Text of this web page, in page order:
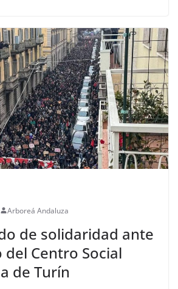
Arboreá Andaluza
de solidaridad ante
del Centro Social
de Turín